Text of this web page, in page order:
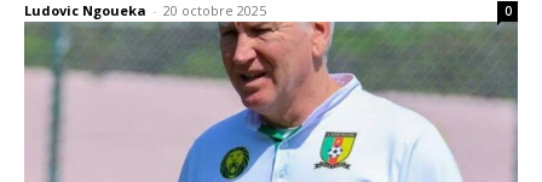
Ludovic Ngoueka - 20 octobre 2025 0